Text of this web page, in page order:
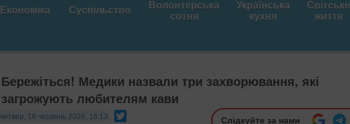
Економіка Суспільство Волонтерська
сотня
Українська
кухня
Світське
життя
Бережіться! Медики назвали три захворювання, які
загрожують любителям кави
четвер, 18 червень 2026, 16:13 Слідкуйте за нами